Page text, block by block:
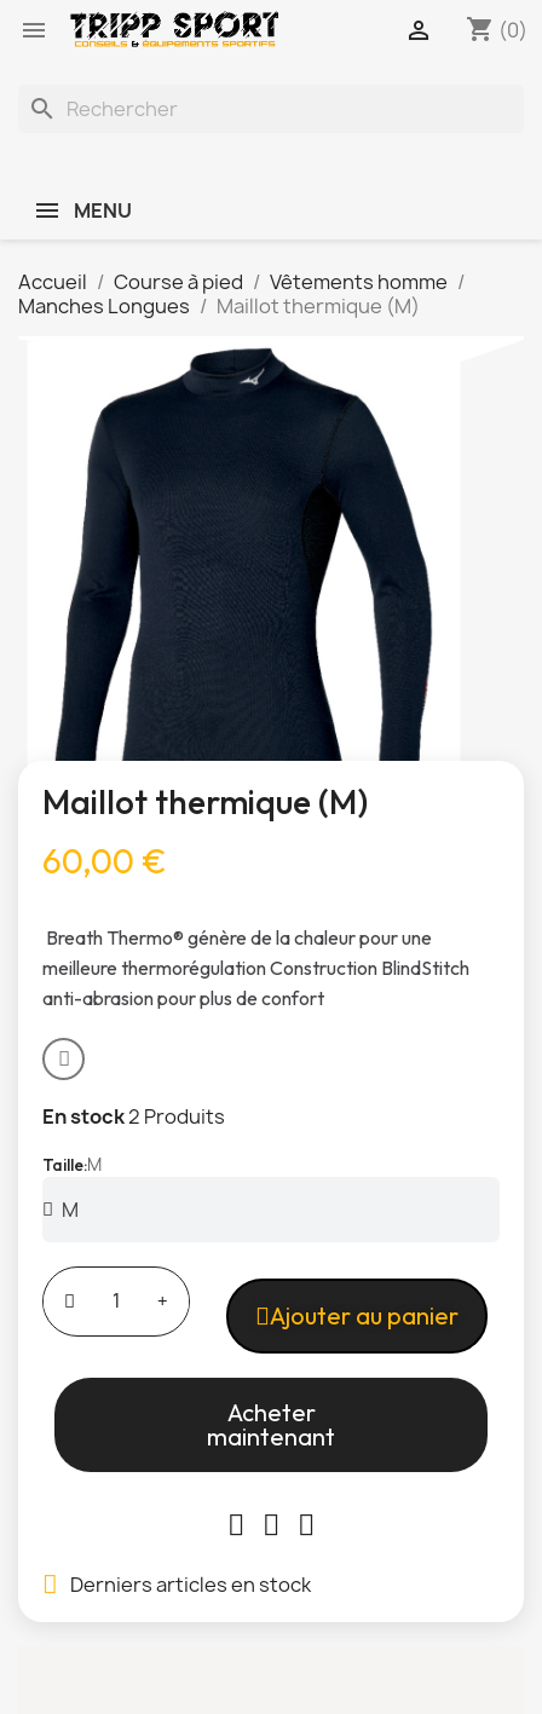
 shopping_cart (0)

search
MENU
Accueil Course à pied
Vêtements homme
Manches Longues
Maillot thermique (M)
Maillot thermique (M)
60,00 €
‍ Breath Thermo® génère de la chaleur pour une
meilleure thermorégulation Construction BlindStitch
anti-abrasion pour plus de confort
En stock2 Produits
Taille M
Ajouter au panier
Acheter
maintenant
Derniers articles en stock